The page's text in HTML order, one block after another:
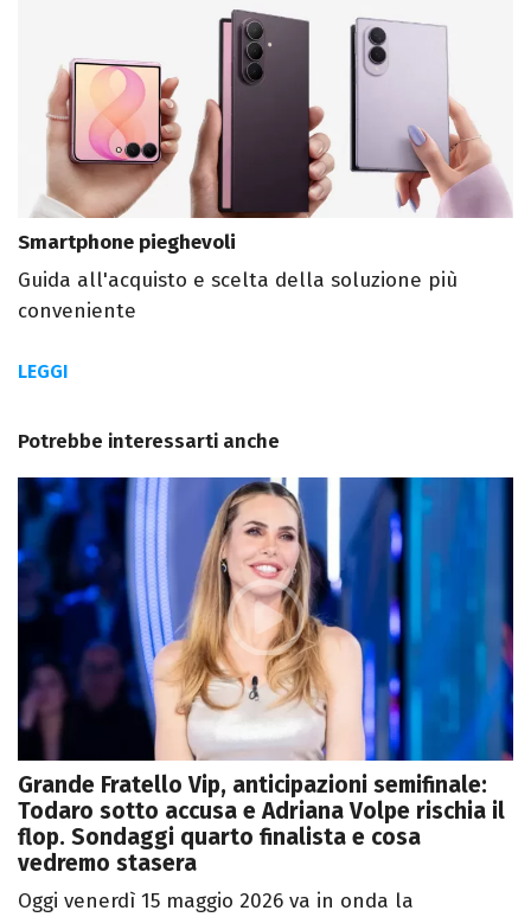
Smartphone pieghevoli
Guida all'acquisto e scelta della soluzione più
conveniente
LEGGI
Potrebbe interessarti anche
Grande Fratello Vip, anticipazioni semifinale:
Todaro sotto accusa e Adriana Volpe rischia il
flop. Sondaggi quarto finalista e cosa
vedremo stasera
Oggi venerdì 15 maggio 2026 va in onda la